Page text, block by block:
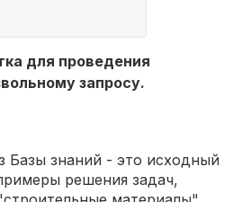
для проведения
запросу.
знаний - это исходный
решения задач,